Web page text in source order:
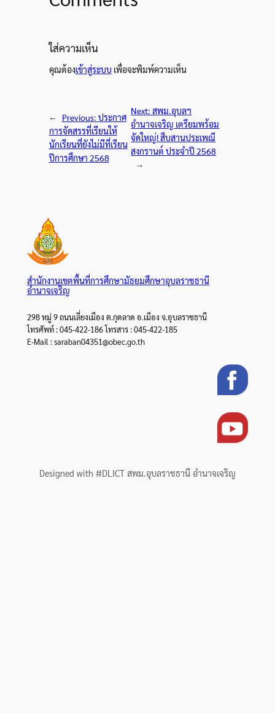
ใส่ความเห็น
คุณต้องเข้าสู่ระบบ เพื่อจะพิมพ์ความเห็น
← Previous: ประกาศ
การจัดสรรที่เรียนให้
นักเรียนที่ยังไม่มีที่เรียน
ปีการศึกษา 2568
Next:สพม.อุบลฯ
อำนาจเจริญ เตรียมพร้อม
จัดใหญ่! สืบสานประเพณี
สงกรานต์ ประจำปี 2568
→
สำนักงานเขตพื้นที่การศึกษามัธยมศึกษาอุบลราชธานี
อำนาจเจริญ
298 หมู่ 9 ถนนเลี่ยงเมือง ต.กุดลาด อ.เมือง จ.อุบลราชธานี
โทรศัพท์ : 045-422-186 โทรสาร : 045-422-185
E-Mail : saraban04351@obec.go.th
Designed with #DLICT สพม.อุบลราชธานี อำนาจเจริญ